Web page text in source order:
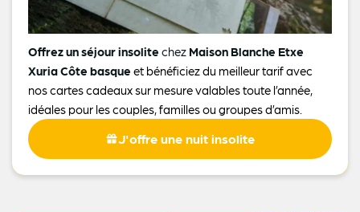
Offrez un séjour insolite chez Maison Blanche Etxe
Xuria Côte basque et bénéficiez du meilleur tarif avec
nos cartes cadeaux sur mesure valables toute l’année,
idéales pour les couples, familles ou groupes d’amis.
J'offre une nuit insolite